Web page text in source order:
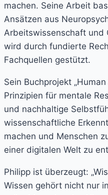
machen. Seine Arbeit
Ansätzen aus
Arbeitswissenschaft und
wird durch fundierte
Fachquellen gestützt.
Sein Buchprojekt
Prinzipien für mentale
und nachhaltige
wissenschaftliche
machen und Menschen
einer digitalen Welt zu
Philipp ist überzeugt:
Wissen gehört nicht nur